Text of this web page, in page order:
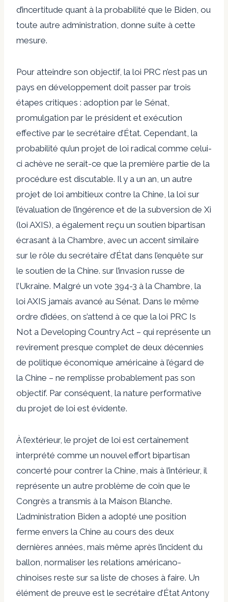
d’incertitude quant à la probabilité que le Biden, ou
toute autre administration, donne suite à cette
mesure.
Pour atteindre son objectif, la loi PRC n’est pas un
pays en développement doit passer par trois
étapes critiques : adoption par le Sénat,
promulgation par le président et exécution
effective par le secrétaire d’État. Cependant, la
probabilité qu’un projet de loi radical comme celui-
ci achève ne serait-ce que la première partie de la
procédure est discutable. Il y a un an, un autre
projet de loi ambitieux contre la Chine, la loi sur
l’évaluation de l’ingérence et de la subversion de Xi
(loi AXIS), a également reçu un soutien bipartisan
écrasant à la Chambre, avec un accent similaire
sur le rôle du secrétaire d’État dans l’enquête sur
le soutien de la Chine. sur l’invasion russe de
l’Ukraine. Malgré un vote 394-3 à la Chambre, la
loi AXIS jamais avancé au Sénat. Dans le même
ordre d’idées, on s’attend à ce que la loi PRC Is
Not a Developing Country Act – qui représente un
revirement presque complet de deux décennies
de politique économique américaine à l’égard de
la Chine – ne remplisse probablement pas son
objectif. Par conséquent, la nature performative
du projet de loi est évidente.
À l’extérieur, le projet de loi est certainement
interprété comme un nouvel effort bipartisan
concerté pour contrer la Chine, mais à l’intérieur, il
représente un autre problème de coin que le
Congrès a transmis à la Maison Blanche.
L’administration Biden a adopté une position
ferme envers la Chine au cours des deux
dernières années, mais même après l’incident du
ballon, normaliser les relations américano-
chinoises reste sur sa liste de choses à faire. Un
élément de preuve est le secrétaire d’État Antony